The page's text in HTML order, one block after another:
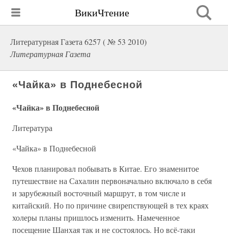
ВикиЧтение
Литературная Газета 6257 ( № 53 2010)
Литературная Газета
«Чайка» в Поднебесной
«Чайка» в Поднебесной
Литература
«Чайка» в Поднебесной
Чехов планировал побывать в Китае. Его знаменитое
путешествие на Сахалин первоначально включало в себя
и зарубежный восточный маршрут, в том числе и
китайский. Но по причине свирепствующей в тех краях
холеры планы пришлось изменить. Намеченное
посещение Шанхая так и не состоялось. Но всё-таки